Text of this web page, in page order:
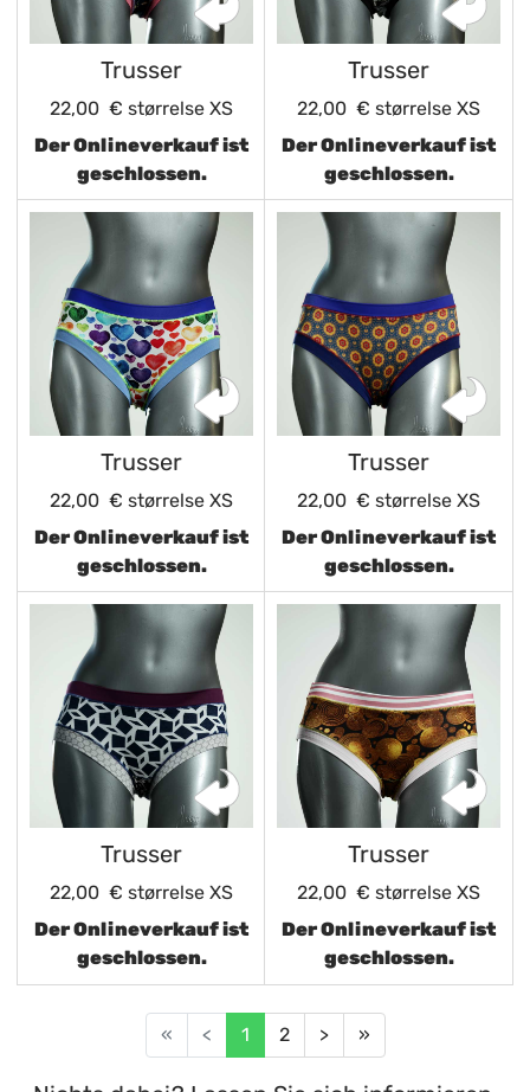
Trusser
22,00 € størrelse XS
Der Onlineverkauf ist
geschlossen.
Trusser
22,00 € størrelse XS
Der Onlineverkauf ist
geschlossen.
Trusser
22,00 € størrelse XS
Der Onlineverkauf ist
geschlossen.
Trusser
22,00 € størrelse XS
Der Onlineverkauf ist
geschlossen.
Trusser
22,00 € størrelse XS
Der Onlineverkauf ist
geschlossen.
Trusser
22,00 € størrelse XS
Der Onlineverkauf ist
geschlossen.
« < 1 2 > »